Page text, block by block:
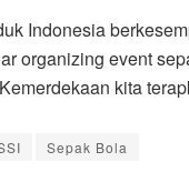
Indonesia
organizing event
kita
Sepak Bola